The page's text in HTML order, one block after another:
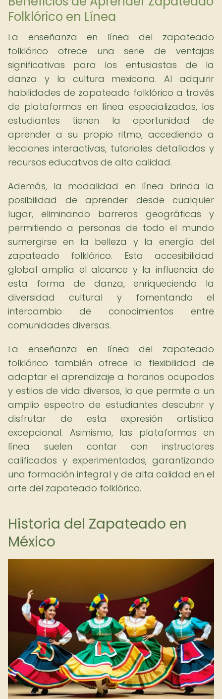
Folklórico en Línea
La enseñanza en línea del zapateado
folklórico ofrece una serie de ventajas
significativas para los entusiastas de la
danza y la cultura mexicana. Al adquirir
habilidades de zapateado folklórico a través
de plataformas en línea especializadas, los
estudiantes tienen la oportunidad de
aprender a su propio ritmo, accediendo a
lecciones interactivas, tutoriales detallados y
recursos educativos de alta calidad.
Además, la modalidad en línea brinda la
posibilidad de aprender desde cualquier
lugar, eliminando barreras geográficas y
permitiendo a personas de todo el mundo
sumergirse en la belleza y la energía del
zapateado folklórico. Esta accesibilidad
global amplía el alcance y la influencia de
esta forma de danza, enriqueciendo la
diversidad cultural y fomentando el
intercambio de conocimientos entre
comunidades diversas.
La enseñanza en línea del zapateado
folklórico también ofrece la flexibilidad de
adaptar el aprendizaje a horarios ocupados
y estilos de vida diversos, lo que permite a un
amplio espectro de estudiantes descubrir y
disfrutar de esta expresión artística
excepcional. Asimismo, las plataformas en
línea suelen contar con instructores
calificados y experimentados, garantizando
una formación integral y de alta calidad en el
arte del zapateado folklórico.
Historia del Zapateado en
México